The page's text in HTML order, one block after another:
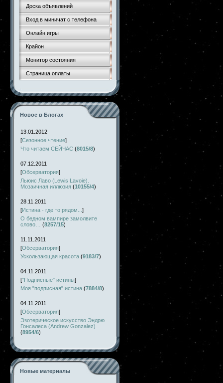
Доска объявлений
Вход в миничат с телефона
Онлайн игры
Крайон
Монитор состояния
Страница оплаты
Новое в Блогах
13.01.2012
[Сезонное чтение]
Что читаем СЕЙЧАС (8015/8)
07.12.2011
[Обсерватория]
Льюис Лаво (Lewis Lavoie).
Мозаичная иллюзия (10155/4)
28.11.2011
[Истина - где то рядом... ]
О бедном вампире замолвите
слово…
(8257/15)
11.11.2011
[Обсерватория]
Ускользающая красота (9183/7)
04.11.2011
["Подписные" истины]
Моя "подписная" истина (7884/8)
04.11.2011
[Обсерватория]
Эзотерическое искусство Эндрю
Гонсалеса (Andrew Gonzalez)
(8954/6)
Новые материалы